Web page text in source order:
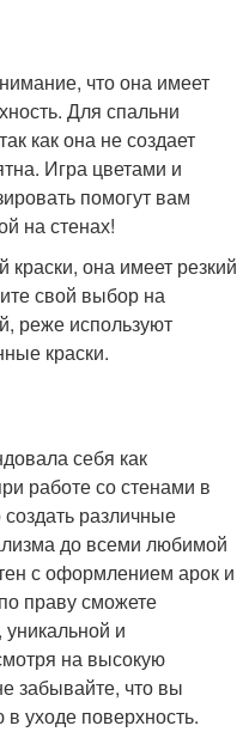
что она имеет
Для спальни
как она не создает
Игра цветами и
помогут вам
на стенах!
она имеет резкий
свой выбор на
реже используют
краски.
себя как
работе со стенами в
различные
до всеми любимой
с оформлением арок и
праву сможете
и
на высокую
забывайте, что вы
в уходе поверхность.